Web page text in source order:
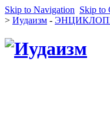
Skip to Navigation Skip to
> Иудаизм -